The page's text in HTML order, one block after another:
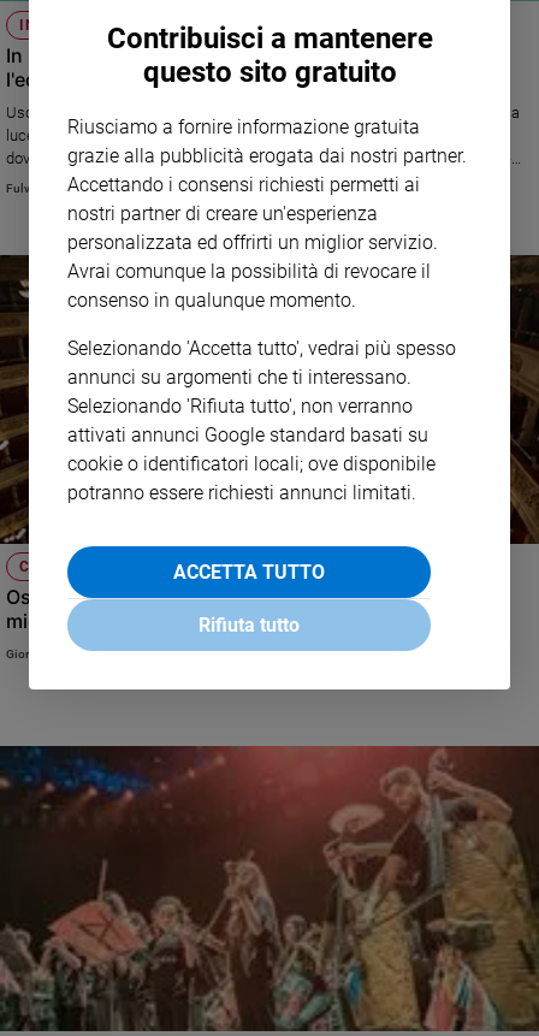
INTERVISTA
In un libro Giovanni Allevi parla di quando ha perso
l'equilibrio
Uscito il libro del pianista e direttore d'orchestra dal titolo "L'equilibrio della
lucertola", edito da Solferino, in cui rievoca un periodo difficile in cui ha
dovuto rieducarsi anche solo per stare su un piede solo. Da quella fase è
nato anche il doppio Cd “Equilibrium”, di cui ci parla in questa intervista
Fulvia Degl'Innocenti
CULTURA E SPETTACOLI
Oscar della musica lirica: l'orchestra della Scala è la
migliore al mondo
Giorgio Vitali
Contribuisci a mantenere
questo sito gratuito
Riusciamo a fornire informazione gratuita
grazie alla pubblicità erogata dai nostri partner.
Accettando i consensi richiesti permetti ai
nostri partner di creare un'esperienza
personalizzata ed offrirti un miglior servizio.
Avrai comunque la possibilità di revocare il
consenso in qualunque momento.
Selezionando 'Accetta tutto', vedrai più spesso
annunci su argomenti che ti interessano.
Selezionando 'Rifiuta tutto', non verranno
attivati annunci Google standard basati su
cookie o identificatori locali; ove disponibile
potranno essere richiesti annunci limitati.
ACCETTA TUTTO
Rifiuta tutto